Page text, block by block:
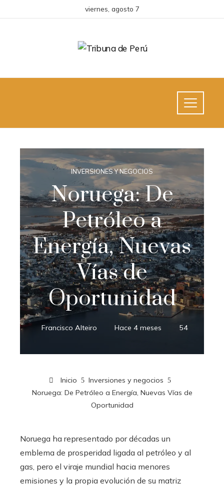
viernes, agosto 7
INVERSIONES Y NEGOCIOS
Noruega: De
Petróleo a
Energía, Nuevas
Vías de
Oportunidad
Francisco Alteiro Hace 4 meses 54
Inicio
Inversiones y negocios
Noruega: De Petróleo a Energía, Nuevas Vías de
Oportunidad
Noruega ha representado por décadas un
emblema de prosperidad ligada al petróleo y al
gas, pero el viraje mundial hacia menores
emisiones y la propia evolución de su matriz